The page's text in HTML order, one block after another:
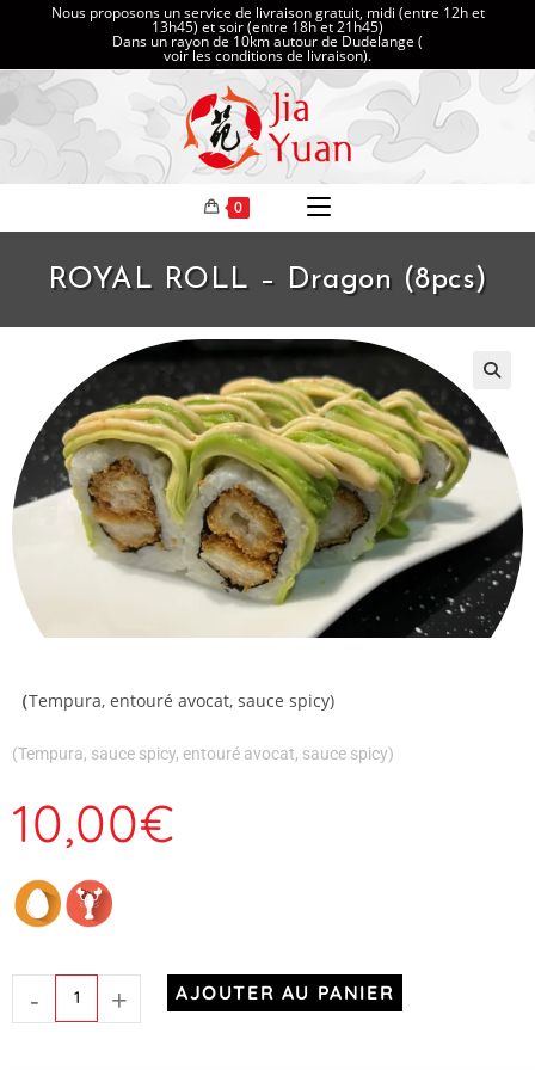
Nous proposons un service de livraison gratuit, midi (entre 12h et
13h45) et soir (entre 18h et 21h45)
Dans un rayon de 10km autour de Dudelange (
voir les conditions de livraison).
0
ROYAL ROLL – Dragon (8pcs)
（Tempura, entouré avocat, sauce spicy)
(Tempura, sauce spicy, entouré avocat, sauce spicy)
10,00€
- + AJOUTER AU PANIER